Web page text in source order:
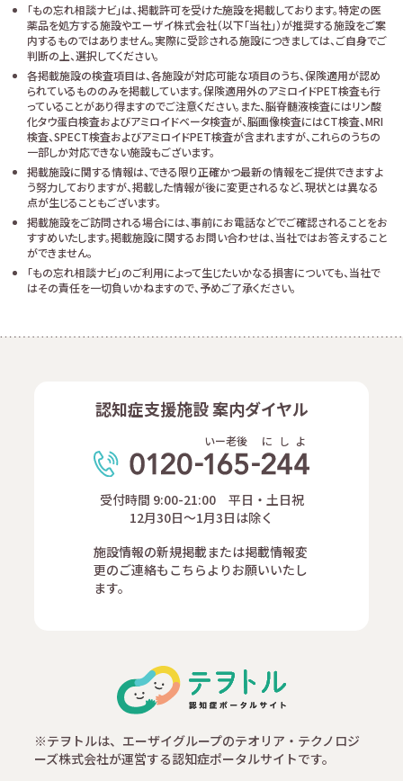
「もの忘れ相談ナビ」は、掲載許可を受けた施設を掲載しております。特定の医
薬品を処方する施設やエーザイ株式会社（以下「当社」）が推奨する施設をご案
内するものではありません。実際に受診される施設につきましては、ご自身でご
判断の上、選択してください。
各掲載施設の検査項目は、各施設が対応可能な項目のうち、保険適用が認め
られているもののみを掲載しています。保険適用外のアミロイドPET検査も行
っていることがあり得ますのでご注意ください。また、脳脊髄液検査にはリン酸
化タウ蛋白検査およびアミロイドベータ検査が、脳画像検査にはCT検査、MRI
検査、SPECT検査およびアミロイドPET検査が含まれますが、これらのうちの
一部しか対応できない施設もございます。
掲載施設に関する情報は、できる限り正確かつ最新の情報をご提供できますよ
う努力しておりますが、掲載した情報が後に変更されるなど、現状とは異なる
点が生じることもございます。
掲載施設をご訪問される場合には、事前にお電話などでご確認されることをお
すすめいたします。掲載施設に関するお問い合わせは、当社ではお答えすること
ができません。
「もの忘れ相談ナビ」のご利用によって生じたいかなる損害についても、当社で
はその責任を一切負いかねますので、予めご了承ください。
認知症支援施設 案内ダイヤル
いー老後 に し よ
受付時間 9:00-21:00 平日・土日祝
12月30日～1月3日は除く
施設情報の新規掲載または掲載情報変
更のご連絡もこちらよりお願いいたし
ます。
※テヲトルは、エーザイグループのテオリア・テクノロジ
ーズ株式会社が運営する認知症ポータルサイトです。